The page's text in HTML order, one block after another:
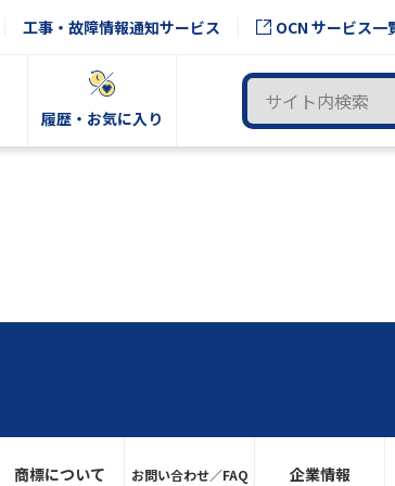
工事・故障情報通知サービス OCN サービス一
履歴・お気に入り
商標について お問い合わせ／FAQ 企業情報